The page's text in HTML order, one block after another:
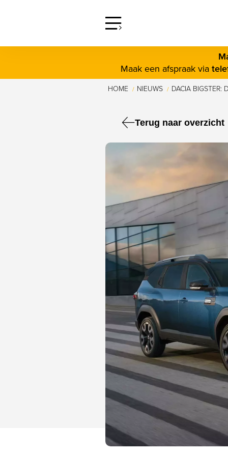
screenreader.open
Maak een afspraak via
HOME / NIEUWS / DACIA BIGSTER:
Terug naar overzicht